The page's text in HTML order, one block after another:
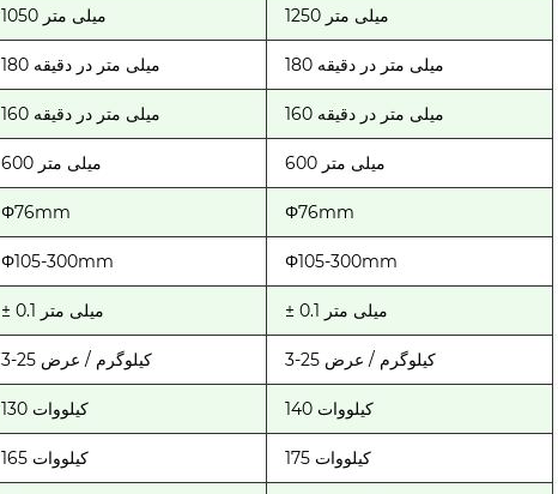
1050 میلی متر 1250 میلی متر
180 میلی متر در دقیقه 180 میلی متر در دقیقه
160 میلی متر در دقیقه 160 میلی متر در دقیقه
600 میلی متر 600 میلی متر
Φ76mm Φ76mm
Φ105-300mm Φ105-300mm
± 0.1 میلی متر ± 0.1 میلی متر
3-25 کیلوگرم / عرض 3-25 کیلوگرم / عرض
130 کیلووات 140 کیلووات
165 کیلووات 175 کیلووات